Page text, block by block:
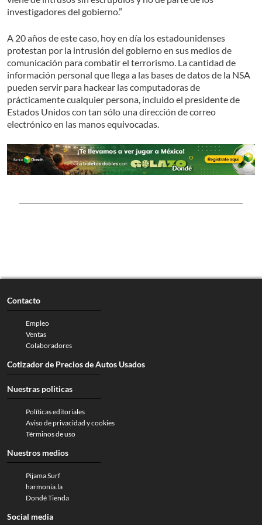
investigadores del gobierno.”
A 20 años de este caso, hoy en día los estadounidenses
protestan por la intrusión del gobierno en sus medios de
comunicación para combatir el terrorismo. La cantidad de
información personal que llega a las bases de datos de la NSA
pueden servir para hackear las computadoras de
prácticamente cualquier persona, incluido el presidente de
Estados Unidos con tan sólo una dirección de correo
electrónico en las manos equivocadas.
Contacto
Empleo
Ventas
Colaboradores
Cotizador de Precios de Autos Usados
Nuestras politicas
Políticas editoriales
Aviso de privacidad y cookies
Términos de uso
Nuestros medios
Pijama Surf
harmonia.la
Dondé Tienda
Social media